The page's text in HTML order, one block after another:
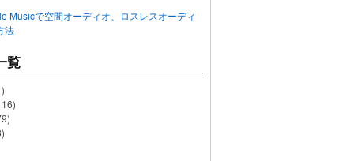
Musicで空間オーディオ、ロスレスオーディ
法
覧